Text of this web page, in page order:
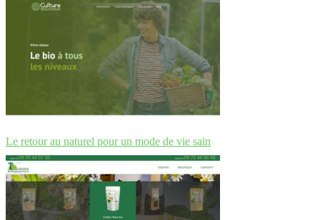
Le retour au naturel pour un mode de vie sain